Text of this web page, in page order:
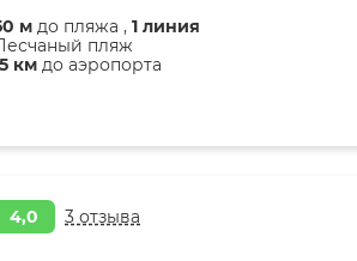
м до пляжа , 1 линия
пляж
км до аэропорта
4,0 3 отзыва